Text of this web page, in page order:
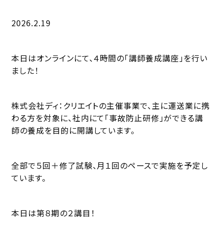
2026.2.19
本日はオンラインにて、４時間の「講師養成講座」を行い
ました！
株式会社ディ：クリエイトの主催事業で、主に運送業に携
わる方を対象に、社内にて「事故防止研修」ができる講
師の養成を目的に開講しています。
全部で５回＋修了試験、月１回のペースで実施を予定し
ています。
本日は第８期の２講目！